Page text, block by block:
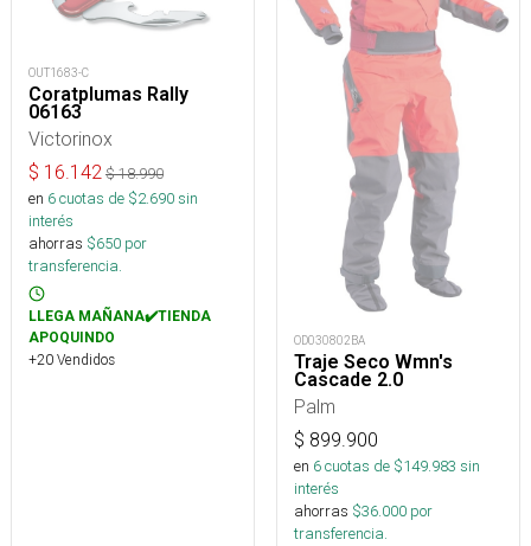
OUT1683-C
Coratplumas Rally
06163
Victorinox
$ 16.142 $18.990
en 6cuotas de $2.690sin
interés
ahorras $650 por
transferencia.
LLEGA MAÑANA✔️TIENDA
APOQUINDO
+20 Vendidos
OD030802BA
Traje Seco Wmn's
Cascade 2.0
Palm
$ 899.900
en 6cuotas de $149.983 sin
interés
ahorras $36.000 por
transferencia.